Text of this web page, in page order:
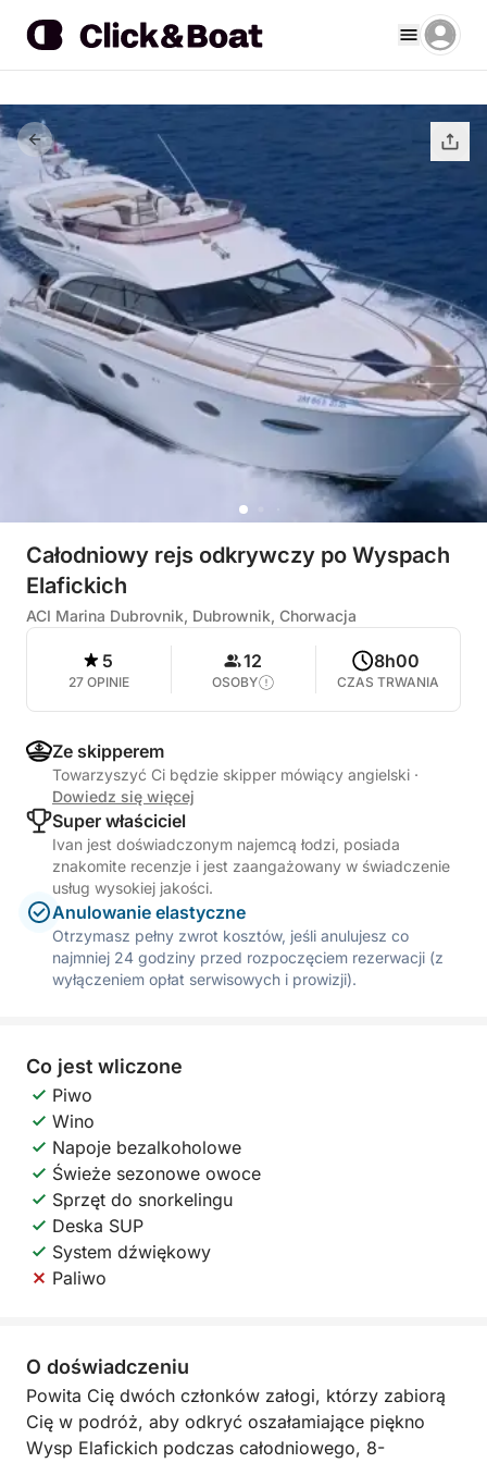
Całodniowy rejs odkrywczy po Wyspach
Elafickich
ACI Marina Dubrovnik, Dubrownik, Chorwacja
5
27 OPINIE
12
OSOBY
8h00
CZAS TRWANIA
Ze skipperem
Towarzyszyć Ci będzie skipper mówiący angielski ·
Dowiedz się więcej
Super właściciel
Ivan jest doświadczonym najemcą łodzi, posiada
znakomite recenzje i jest zaangażowany w świadczenie
usług wysokiej jakości.
Anulowanie elastyczne
Otrzymasz pełny zwrot kosztów, jeśli anulujesz co
najmniej 24 godziny przed rozpoczęciem rezerwacji (z
wyłączeniem opłat serwisowych i prowizji).
Co jest wliczone
Piwo
Wino
Napoje bezalkoholowe
Świeże sezonowe owoce
Sprzęt do snorkelingu
Deska SUP
System dźwiękowy
Paliwo
O doświadczeniu
Powita Cię dwóch członków załogi, którzy zabiorą
Cię w podróż, aby odkryć oszałamiające piękno
Wysp Elafickich podczas całodniowego, 8-